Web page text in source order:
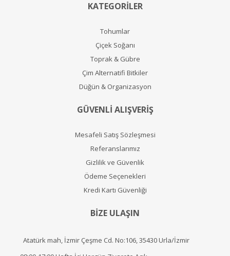
KATEGORİLER
Tohumlar
Çiçek Soğanı
Toprak & Gübre
Çim Alternatifi Bitkiler
Düğün & Organizasyon
GÜVENLİ ALIŞVERİŞ
Mesafeli Satış Sözleşmesi
Referanslarımız
Gizlilik ve Güvenlik
Ödeme Seçenekleri
Kredi Kartı Güvenliği
BİZE ULAŞIN
Atatürk mah, İzmir Çeşme Cd. No:106, 35430 Urla/İzmir